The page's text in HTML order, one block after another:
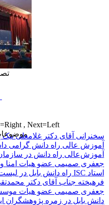
, Next=Left
سخنرانی آقای دکتر غلامعلی
آموزش عالی راه دانشگرامی
آموزش‌عالی راه دانش در
جعفری صمیمی عضو هیات
راه دانش بابل در لیست پژوهشگران پراستناد پایگاه ISC
فرهیخته جناب آقای دکتر
جعفری صمیمی عضو هیات
دانش بابل در زمره پژوهشگران